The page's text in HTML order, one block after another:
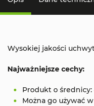
Wysokiej jakości
Najważniejsze cechy:
Produkt o średnicy:
Można go używać